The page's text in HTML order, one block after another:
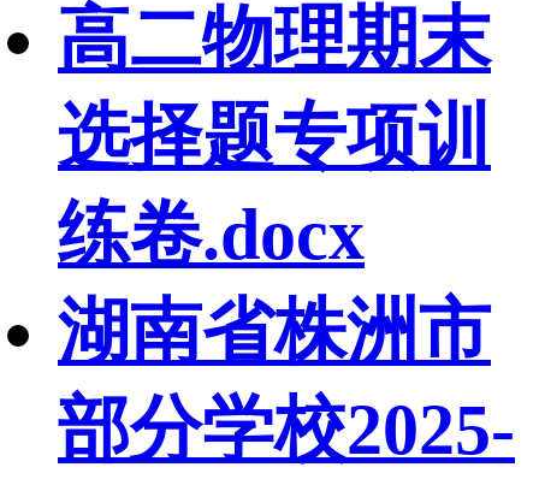
高二物理期末
选择题专项训
练卷.docx
湖南省株洲市
部分学校2025-